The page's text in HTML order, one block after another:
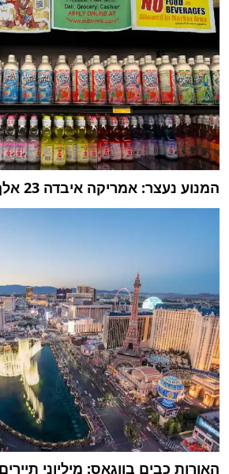
המנוע נעצר: אמריקה איבדה 23 אלף משרות בחודש
האורות כבים בווגאס: מיליוני